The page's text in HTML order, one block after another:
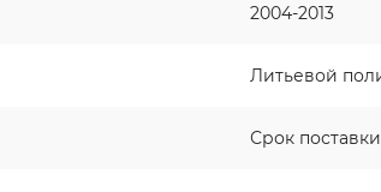
2004-2013
Литьевой
Срок поставки